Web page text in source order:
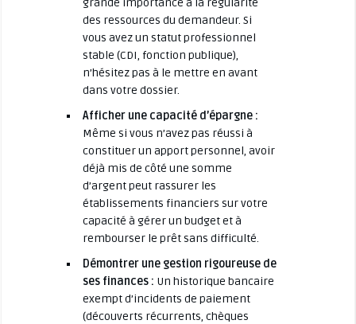
grande importance à la régularité
des ressources du demandeur. Si
vous avez un statut professionnel
stable (CDI, fonction publique),
n’hésitez pas à le mettre en avant
dans votre dossier.
Afficher une capacité d’épargne :
Même si vous n’avez pas réussi à
constituer un apport personnel, avoir
déjà mis de côté une somme
d’argent peut rassurer les
établissements financiers sur votre
capacité à gérer un budget et à
rembourser le prêt sans difficulté.
Démontrer une gestion rigoureuse de
ses finances : Un historique bancaire
exempt d’incidents de paiement
(découverts récurrents, chèques